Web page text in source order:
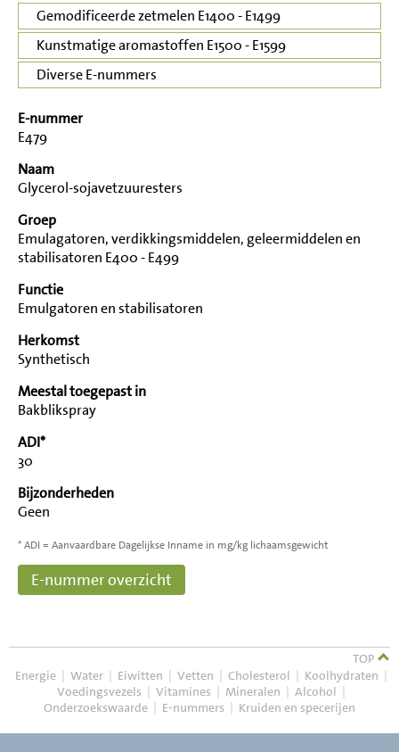
Gemodificeerde zetmelen E1400 - E1499
Kunstmatige aromastoffen E1500 - E1599
Diverse E-nummers
E-nummer
E479
Naam
Glycerol-sojavetzuuresters
Groep
Emulagatoren, verdikkingsmiddelen, geleermiddelen en
stabilisatoren E400 - E499
Functie
Emulgatoren en stabilisatoren
Herkomst
Synthetisch
Meestal toegepast in
Bakblikspray
ADI*
30
Bijzonderheden
Geen
* ADI = Aanvaardbare Dagelijkse Inname in mg/kg lichaamsgewicht
E-nummer overzicht
TOP
Energie | Water | Eiwitten | Vetten | Cholesterol | Koolhydraten |
Voedingsvezels | Vitamines | Mineralen | Alcohol |
Onderzoekswaarde | E-nummers | Kruiden en specerijen